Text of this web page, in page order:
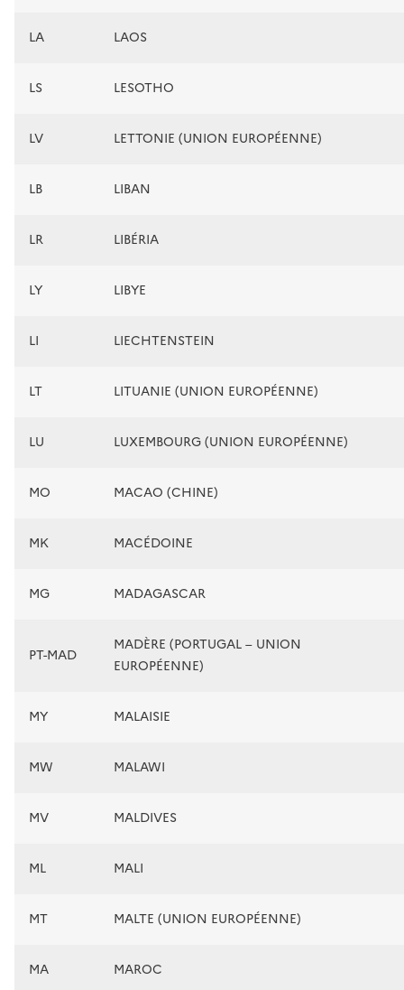
LA LAOS
LS LESOTHO
LV LETTONIE (UNION EUROPÉENNE)
LB LIBAN
LR LIBÉRIA
LY LIBYE
LI LIECHTENSTEIN
LT LITUANIE (UNION EUROPÉENNE)
LU LUXEMBOURG (UNION EUROPÉENNE)
MO MACAO (CHINE)
MK MACÉDOINE
MG MADAGASCAR
PT-MAD
MADÈRE (PORTUGAL – UNION
EUROPÉENNE)
MY MALAISIE
MW MALAWI
MV MALDIVES
ML MALI
MT MALTE (UNION EUROPÉENNE)
MA MAROC